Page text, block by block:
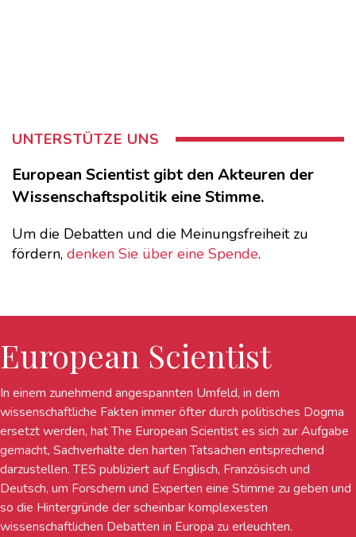
UNTERSTÜTZE UNS
European Scientist gibt den Akteuren der
Wissenschaftspolitik eine Stimme.
Um die Debatten und die Meinungsfreiheit zu
fördern, denken Sie über eine Spende.
European Scientist
In einem zunehmend angespannten Umfeld, in dem
wissenschaftliche Fakten immer öfter durch politisches Dogma
ersetzt werden, hat The European Scientist es sich zur Aufgabe
gemacht, Sachverhalte den harten Tatsachen entsprechend
darzustellen. TES publiziert auf Englisch, Französisch und
Deutsch, um Forschern und Experten eine Stimme zu geben und
so die Hintergründe der scheinbar komplexesten
wissenschaftlichen Debatten in Europa zu erleuchten.